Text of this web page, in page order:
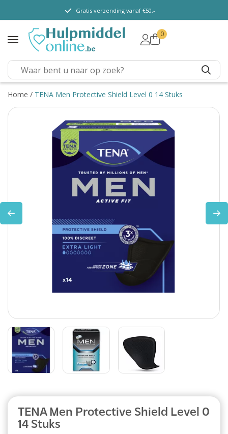
TENA Lady
TENA Men
TENA Pants (m/ v)
TENA Flex
TENA Slip
TENA overig
Dieetvoeding
Abonnement
Gratis verzending vanaf €50,-
0
Home / TENA Men Protective Shield Level 0 14 Stuks
TENA Men Protective Shield Level 0
14 Stuks